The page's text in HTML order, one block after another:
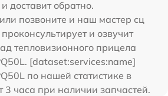
доставит обратно.
позвоните и наш мастер сц
и озвучит
тепловизионного прицела
[dataset:services:name]
по нашей статистике в
3 часа при наличии запчастей.